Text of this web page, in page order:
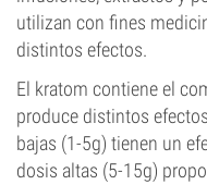
utilizan con fines
distintos efectos.
El kratom contiene el
produce distintos
bajas (1-5g) tienen un
dosis altas (5-15g)